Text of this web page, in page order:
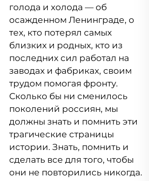
голода и холода — об
осажденном Ленинграде, о
тех, кто потерял самых
близких и родных, кто из
последних сил работал на
заводах и фабриках, своим
трудом помогая фронту.
Сколько бы ни сменилось
поколений россиян, мы
должны знать и помнить эти
трагические страницы
истории. Знать, помнить и
сделать все для того, чтобы
они не повторились никогда.